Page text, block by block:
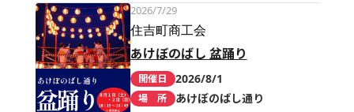
2026/7/29
住吉町商工会
あけぼのばし 盆踊り
開催日 2026/8/1
場 所 あけぼのばし通り